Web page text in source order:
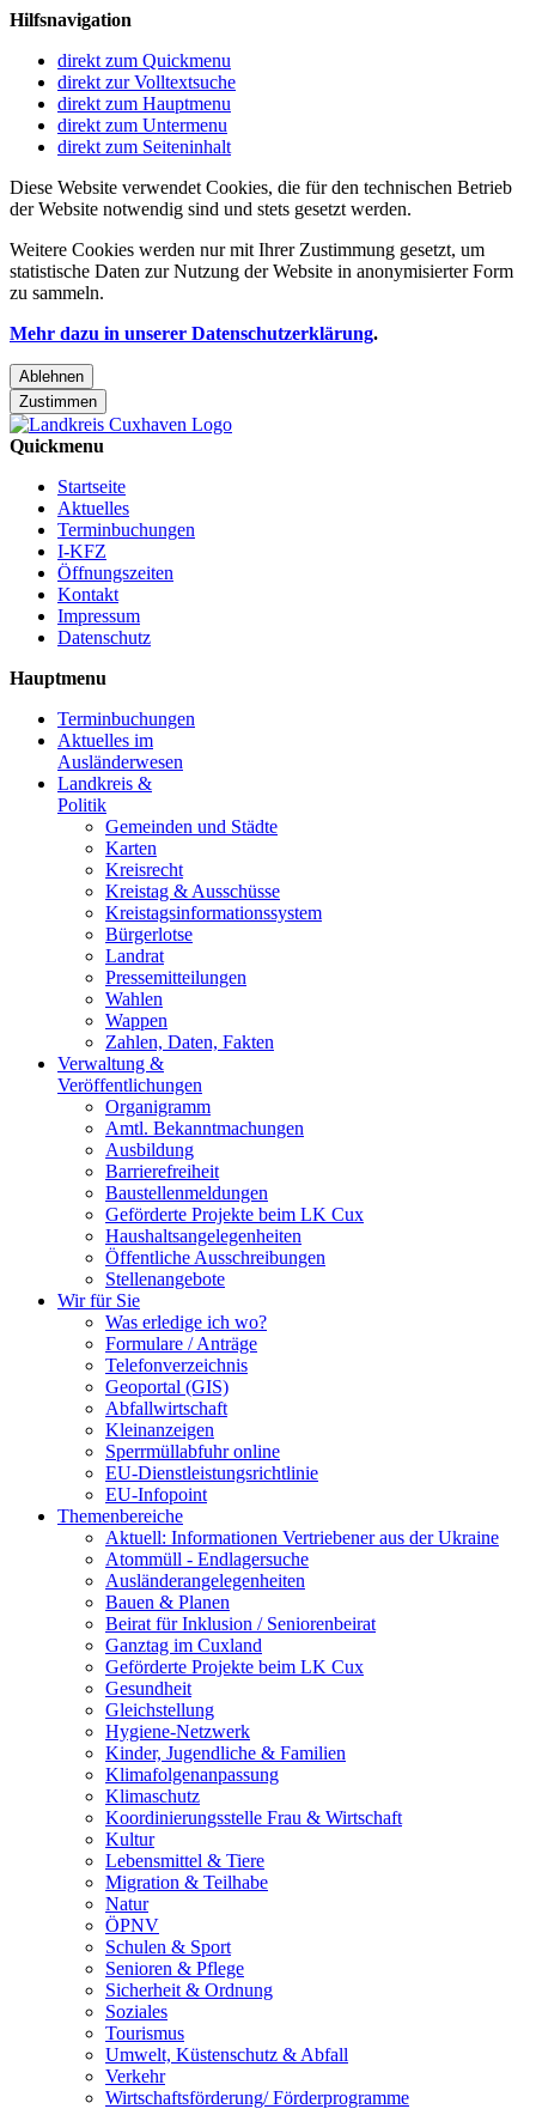
Hilfsnavigation
direkt zum Quickmenu
direkt zur Volltextsuche
direkt zum Hauptmenu
direkt zum Untermenu
direkt zum Seiteninhalt
Diese Website verwendet Cookies, die für den technischen Betrieb
der Website notwendig sind und stets gesetzt werden.
Weitere Cookies werden nur mit Ihrer Zustimmung gesetzt, um
statistische Daten zur Nutzung der Website in anonymisierter Form
zu sammeln.
Mehr dazu in unserer Datenschutzerklärung.
Ablehnen
Zustimmen
Quickmenu
Startseite
Aktuelles
Terminbuchungen
I-KFZ
Öffnungszeiten
Kontakt
Impressum
Datenschutz
Hauptmenu
Terminbuchungen
Aktuelles im
Ausländerwesen
Landkreis &
Politik
Gemeinden und Städte
Karten
Kreisrecht
Kreistag & Ausschüsse
Kreistagsinformationssystem
Bürgerlotse
Landrat
Pressemitteilungen
Wahlen
Wappen
Zahlen, Daten, Fakten
Verwaltung &
Veröffentlichungen
Organigramm
Amtl. Bekanntmachungen
Ausbildung
Barrierefreiheit
Baustellenmeldungen
Geförderte Projekte beim LK Cux
Haushaltsangelegenheiten
Öffentliche Ausschreibungen
Stellenangebote
Wir für Sie
Was erledige ich wo?
Formulare / Anträge
Telefonverzeichnis
Geoportal (GIS)
Abfallwirtschaft
Kleinanzeigen
Sperrmüllabfuhr online
EU-Dienstleistungsrichtlinie
EU-Infopoint
Themenbereiche
Aktuell: Informationen Vertriebener aus der Ukraine
Atommüll - Endlagersuche
Ausländerangelegenheiten
Bauen & Planen
Beirat für Inklusion / Seniorenbeirat
Ganztag im Cuxland
Geförderte Projekte beim LK Cux
Gesundheit
Gleichstellung
Hygiene-Netzwerk
Kinder, Jugendliche & Familien
Klimafolgenanpassung
Klimaschutz
Koordinierungsstelle Frau & Wirtschaft
Kultur
Lebensmittel & Tiere
Migration & Teilhabe
Natur
ÖPNV
Schulen & Sport
Senioren & Pflege
Sicherheit & Ordnung
Soziales
Tourismus
Umwelt, Küstenschutz & Abfall
Verkehr
Wirtschaftsförderung/ Förderprogramme